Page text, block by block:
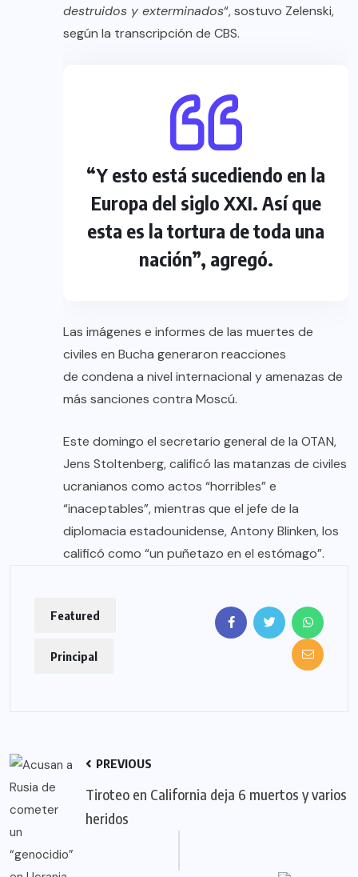
destruidos y exterminados“, sostuvo Zelenski,
según la transcripción de CBS.
“Y esto está sucediendo en la
Europa del siglo XXI. Así que
esta es la tortura de toda una
nación”, agregó.
Las imágenes e informes de las muertes de
civiles en Bucha generaron reacciones
de condena a nivel internacional y amenazas de
más sanciones contra Moscú.
Este domingo el secretario general de la OTAN,
Jens Stoltenberg, calificó las matanzas de civiles
ucranianos como actos “horribles” e
“inaceptables”, mientras que el jefe de la
diplomacia estadounidense, Antony Blinken, los
calificó como “un puñetazo en el estómago”.
Featured
Principal
PREVIOUS
Tiroteo en California deja 6 muertos y varios
heridos